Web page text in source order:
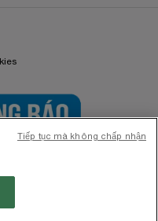
Tiếp tục mà không chấp nhận